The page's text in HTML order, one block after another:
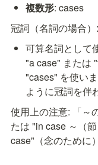
複数形: cases
冠詞（名詞の場合）:
可算名詞として
"a case" または
"cases" を使い
ように冠詞を伴
使用上の注意: 「～
たは "in case ～（
case"（念のために